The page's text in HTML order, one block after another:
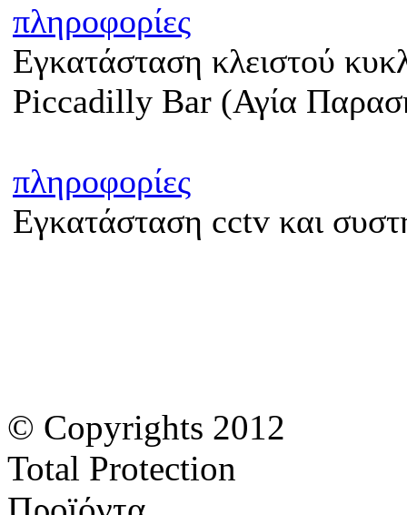
πληροφορίες
Εγκατάσταση κλειστού
Piccadilly Bar (Αγία
πληροφορίες
Εγκατάσταση cctv και
© Copyrights 2012
Total Protection